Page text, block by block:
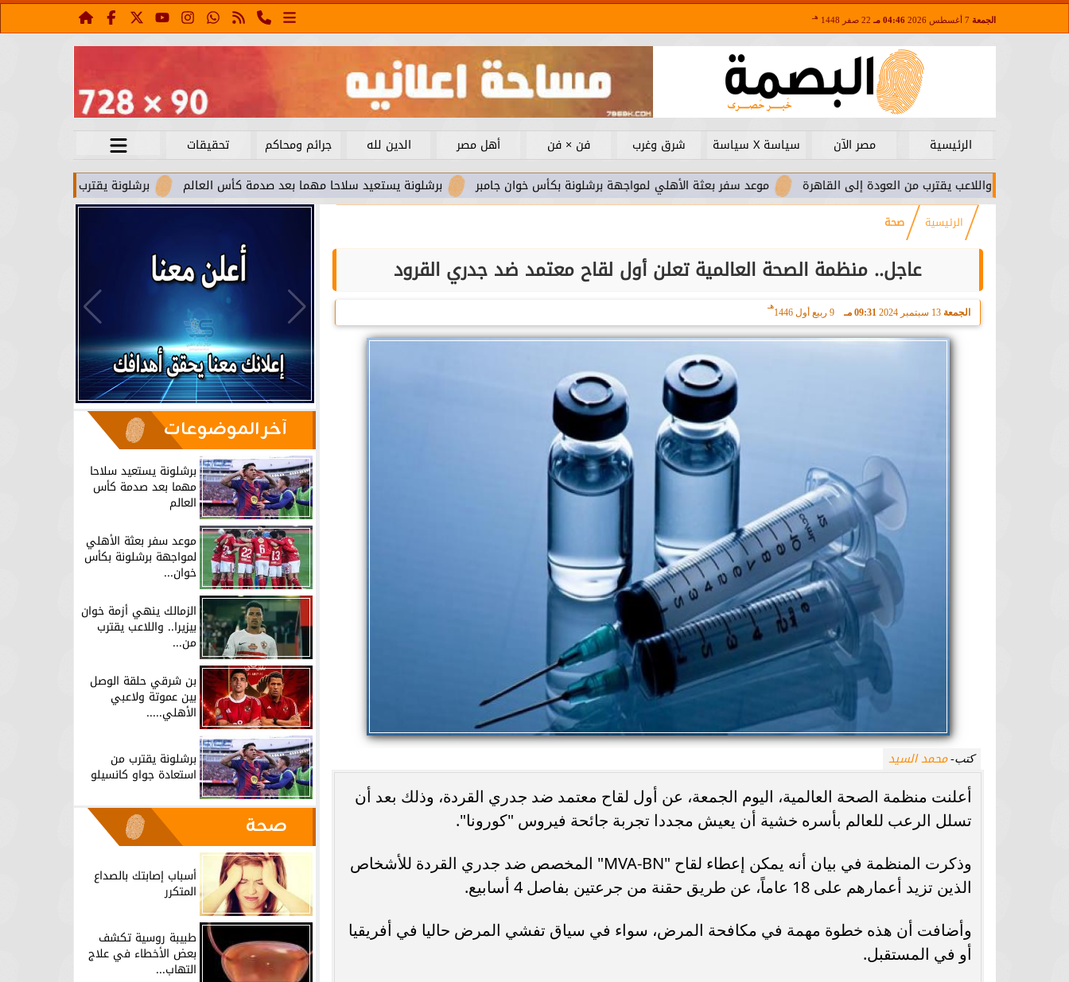
الجمعة 04:46 مـ 22 صفر 1448 هـ
الرئيسية مصر الآن سياسة X سياسة شرق وغرب فن × فن أهل مصر الدين لله جرائم ومحاكم
تحقيقات
برشلونة يقترب من استعادة جواو
برشلونة يستعيد سلاحا مهما بعد صدمة كأس العالم موعد سفر بعثة الأهلي لمواجهة برشلونة بكأس خوان جامبر واللاعب يقترب من العودة إلى القاهرة
الرئيسية صحة
عاجل.. منظمة الصحة العالمية تعلن أول لقاح معتمد ضد جدري القرود
الجمعة 13 سبتمبر 2024 09:31 مـ 9 ربيع أول 1446
هـ
كتب-محمد السيد
أعلنت منظمة الصحة العالمية، اليوم الجمعة، عن أول لقاح معتمد ضد جدري القردة، وذلك بعد أن
تسلل الرعب للعالم بأسره خشية أن يعيش مجددا تجربة جائحة فيروس "كورونا".
وذكرت المنظمة في بيان أنه يمكن إعطاء لقاح "MVA-BN" المخصص ضد جدري القردة للأشخاص
الذين تزيد أعمارهم على 18 عاماً، عن طريق حقنة من جرعتين بفاصل 4 أسابيع.
وأضافت أن هذه خطوة مهمة في مكافحة المرض، سواء في سياق تفشي المرض حاليا في أفريقيا
أو في المستقبل.
آخر الموضوعات
برشلونة يستعيد سلاحا
مهما بعد صدمة كأس
العالم
موعد سفر بعثة الأهلي
لمواجهة برشلونة بكأس
خوان...
الزمالك ينهي أزمة خوان
بيزيرا.. واللاعب يقترب
من...
بن شرقي حلقة الوصل
بين عموتة ولاعبي
الأهلي.....
برشلونة يقترب من
استعادة جواو كانسيلو
صحة
أسباب إصابتك بالصداع
المتكرر
طبيبة روسية تكشف
بعض الأخطاء في علاج
التهاب...